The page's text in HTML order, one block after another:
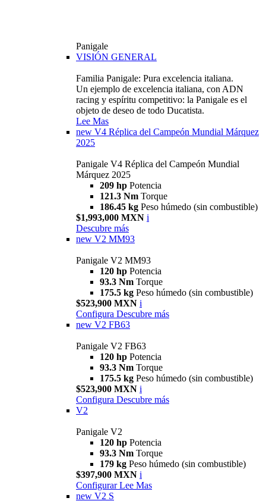
Panigale
VISIÓN GENERAL
Familia Panigale: Pura excelencia italiana.
Un ejemplo de excelencia italiana, con ADN
racing y espíritu competitivo: la Panigale es el
objeto de deseo de todo Ducatista.
Lee Mas
new V4 Réplica del Campeón Mundial Márquez
2025
Panigale V4 Réplica del Campeón Mundial
Márquez 2025
209 hp Potencia
121.3 Nm Torque
186.45 kg Peso húmedo (sin combustible)
$1,993,000 MXN i
Descubre más
new V2 MM93
Panigale V2 MM93
120 hp Potencia
93.3 Nm Torque
175.5 kg Peso húmedo (sin combustible)
$523,900 MXN i
Configura Descubre más
new V2 FB63
Panigale V2 FB63
120 hp Potencia
93.3 Nm Torque
175.5 kg Peso húmedo (sin combustible)
$523,900 MXN i
Configura Descubre más
V2
Panigale V2
120 hp Potencia
93.3 Nm Torque
179 kg Peso húmedo (sin combustible)
$397,900 MXN i
Configurar Lee Mas
new V2 S